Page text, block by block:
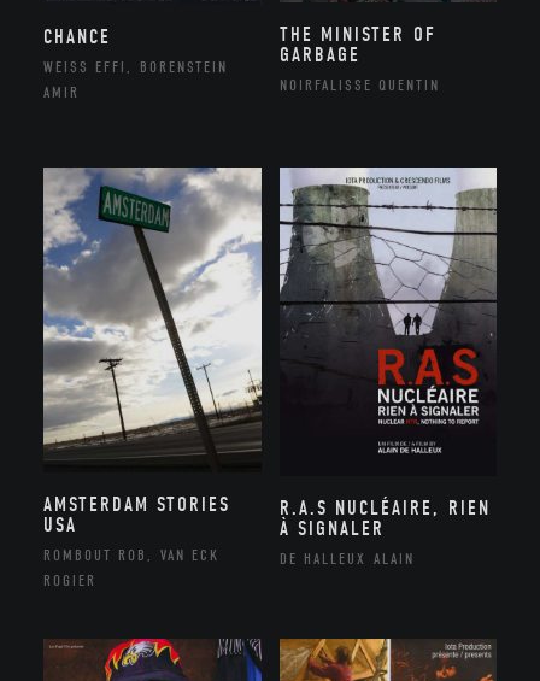
CHANCE
WEISS EFFI, BORENSTEIN
AMIR
THE MINISTER OF
GARBAGE
NOIRFALISSE QUENTIN
AMSTERDAM STORIES
USA
ROMBOUT ROB, VAN ECK
ROGIER
R.A.S NUCLÉAIRE, RIEN
À SIGNALER
DE HALLEUX ALAIN